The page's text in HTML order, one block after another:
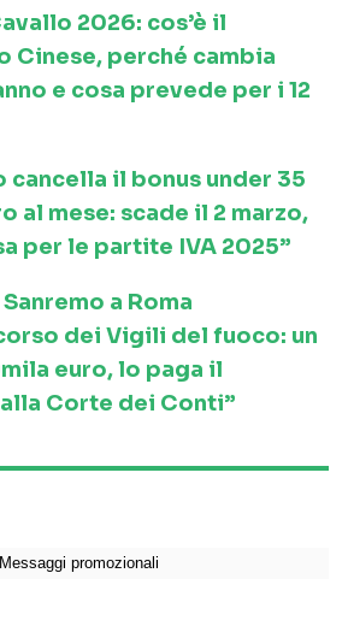
2026: cos’è il
Cinese, perché cambia
e cosa prevede per i 12
cancella il bonus under 35
al mese: scade il 2 marzo,
per le partite IVA 2025”
a Roma
dei Vigili del fuoco: un
euro, lo paga il
Corte dei Conti”